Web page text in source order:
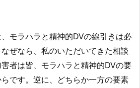
モラハラと精神的DVの線引きは必
ぜなら、私のいただいてきた相談
者は皆、モラハラと精神的DVの要
です。逆に、どちらか一方の要素